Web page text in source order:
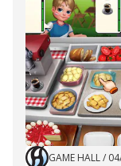
GAME HALL/